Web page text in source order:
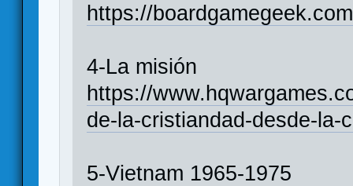
https://
4-La misión
https://
de-la-cristiandad-desde-la-
5-Vietnam 1965-1975